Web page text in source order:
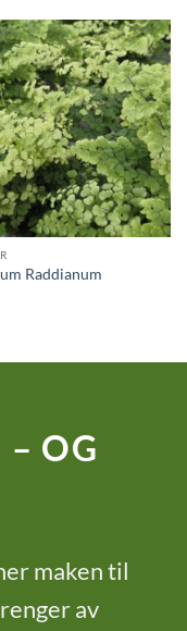
Raddianum
– OG
maken til
av